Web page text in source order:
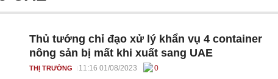
Thủ tướng chỉ đạo xử lý khẩn vụ 4 container
nông sản bị mất khi xuất sang UAE
THỊ TRƯỜNG 11:16 01/08/2023 0